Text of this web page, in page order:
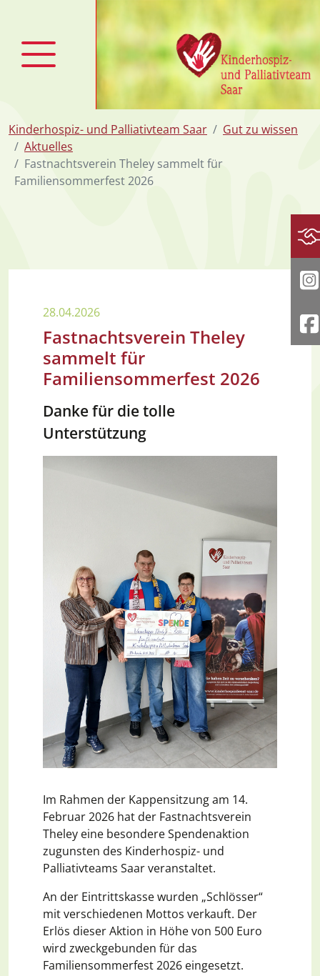
Kinderhospiz- und Palliativteam Saar
Gut zu wissen
Aktuelles
Fastnachtsverein Theley sammelt für
Familiensommerfest 2026
28.04.2026
Fastnachtsverein Theley
sammelt für
Familiensommerfest 2026
Danke für die tolle
Unterstützung
Im Rahmen der Kappensitzung am 14.
Februar 2026 hat der Fastnachtsverein
Theley eine besondere Spendenaktion
zugunsten des Kinderhospiz- und
Palliativteams Saar veranstaltet.
An der Eintrittskasse wurden „Schlösser“
mit verschiedenen Mottos verkauft. Der
Erlös dieser Aktion in Höhe von 500 Euro
wird zweckgebunden für das
Familiensommerfest 2026 eingesetzt.